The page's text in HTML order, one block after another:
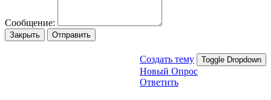
Сообщение:
Закрыть Отправить
Создать тему Toggle Dropdown
Новый Опрос
Ответить